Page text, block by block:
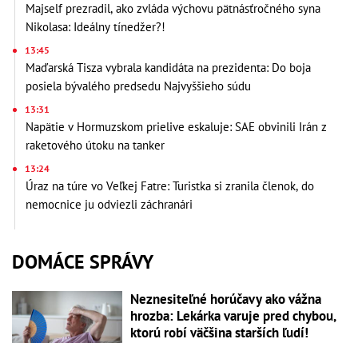
Majself prezradil, ako zvláda výchovu pätnásťročného syna
Nikolasa: Ideálny tínedžer?!
13:45
Maďarská Tisza vybrala kandidáta na prezidenta: Do boja
posiela bývalého predsedu Najvyššieho súdu
13:31
Napätie v Hormuzskom prielive eskaluje: SAE obvinili Irán z
raketového útoku na tanker
13:24
Úraz na túre vo Veľkej Fatre: Turistka si zranila členok, do
nemocnice ju odviezli záchranári
DOMÁCE SPRÁVY
Neznesiteľné horúčavy ako vážna
hrozba: Lekárka varuje pred chybou,
ktorú robí väčšina starších ľudí!